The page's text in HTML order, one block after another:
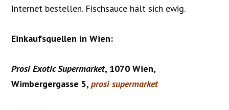
Internet bestellen. Fischsauce hält sich ewig.
Einkaufsquellen in Wien:
Prosi Exotic Supermarket, 1070 Wien,
Wimbergergasse 5,prosi supermarket